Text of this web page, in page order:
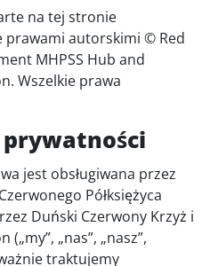
na tej stronie
autorskimi © Red
MHPSS Hub and
Wszelkie prawa
jest obsługiwana przez
Półksiężyca
Duński Czerwony Krzyż i
„nas”, „nasz”,
traktujemy